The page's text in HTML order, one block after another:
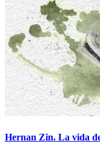
Hernan Zin. La vida